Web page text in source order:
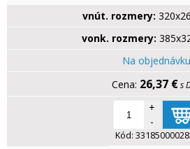
vnút. rozmery:
vonk. rozmery:
Na objednávku
26,37 € s
+
-
Kód: